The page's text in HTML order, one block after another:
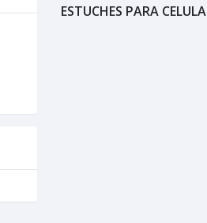
ESTUCHES PARA